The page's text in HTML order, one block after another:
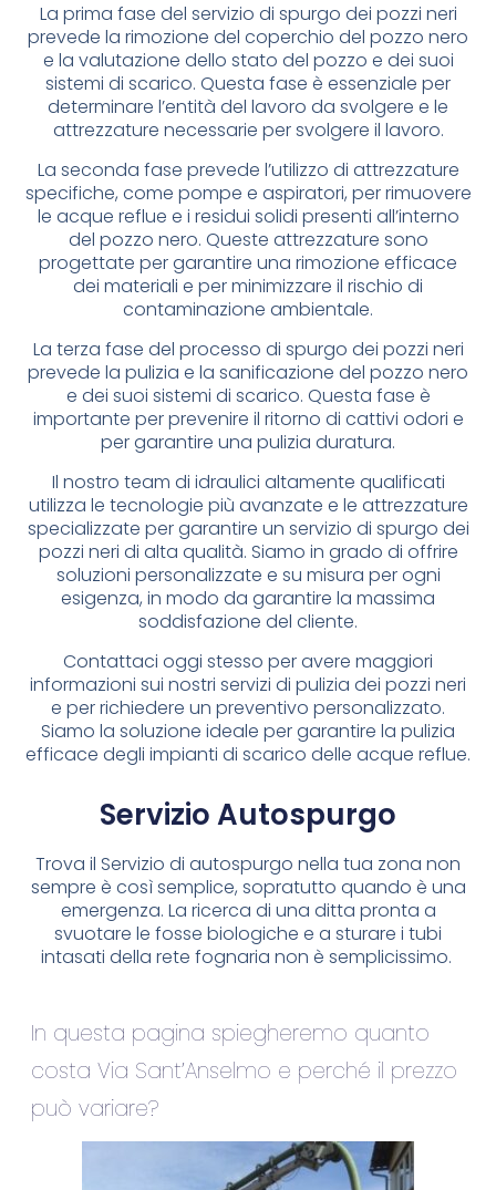
La prima fase del servizio di spurgo dei pozzi neri
prevede la rimozione del coperchio del pozzo nero
e la valutazione dello stato del pozzo e dei suoi
sistemi di scarico. Questa fase è essenziale per
determinare l’entità del lavoro da svolgere e le
attrezzature necessarie per svolgere il lavoro.
La seconda fase prevede l’utilizzo di attrezzature
specifiche, come pompe e aspiratori, per rimuovere
le acque reflue e i residui solidi presenti all’interno
del pozzo nero. Queste attrezzature sono
progettate per garantire una rimozione efficace
dei materiali e per minimizzare il rischio di
contaminazione ambientale.
La terza fase del processo di spurgo dei pozzi neri
prevede la pulizia e la sanificazione del pozzo nero
e dei suoi sistemi di scarico. Questa fase è
importante per prevenire il ritorno di cattivi odori e
per garantire una pulizia duratura.
Il nostro team di idraulici altamente qualificati
utilizza le tecnologie più avanzate e le attrezzature
specializzate per garantire un servizio di spurgo dei
pozzi neri di alta qualità. Siamo in grado di offrire
soluzioni personalizzate e su misura per ogni
esigenza, in modo da garantire la massima
soddisfazione del cliente.
Contattaci oggi stesso per avere maggiori
informazioni sui nostri servizi di pulizia dei pozzi neri
e per richiedere un preventivo personalizzato.
Siamo la soluzione ideale per garantire la pulizia
efficace degli impianti di scarico delle acque reflue.
Servizio Autospurgo
Trova il Servizio di autospurgo nella tua zona non
sempre è così semplice, sopratutto quando è una
emergenza. La ricerca di una ditta pronta a
svuotare le fosse biologiche e a sturare i tubi
intasati della rete fognaria non è semplicissimo.
In questa pagina spiegheremo quanto
costa Via Sant’Anselmo e perché il prezzo
può variare?